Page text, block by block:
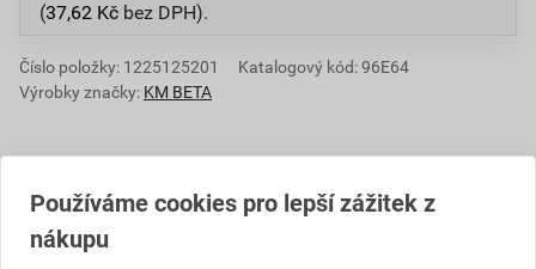
(37,62 Kč bez DPH).
Číslo položky: 1225125201
Katalogový kód: 96E64
Výrobky značky: KM BETA
Popis
Betonová střešní krytina KMB BETA s
Používáme cookies pro lepší zážitek z
nákupu